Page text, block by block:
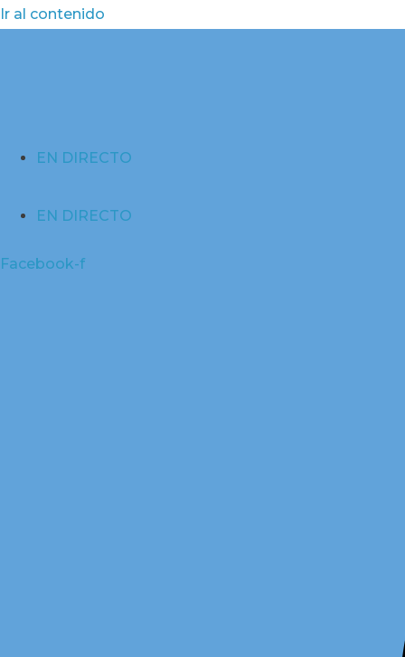
Ir al contenido
EN DIRECTO
EN DIRECTO
Facebook-f